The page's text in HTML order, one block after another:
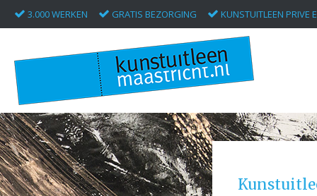
3.000 WERKEN GRATIS BEZORGING KUNSTUITLEEN PRIVE